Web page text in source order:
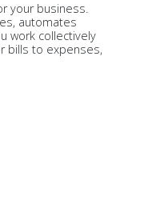
your business.
automates
work collectively
bills to expenses,